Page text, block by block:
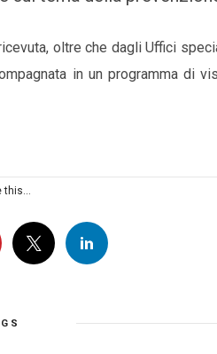
oltre che dagli Uffici
in un programma di
this...